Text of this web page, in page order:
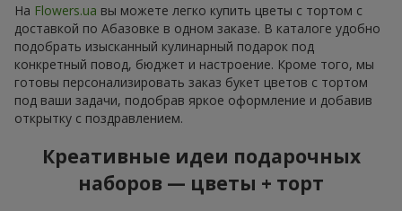
На Flowers.ua вы можете легко купить цветы с тортом с
доставкой по Абазовке в одном заказе. В каталоге удобно
подобрать изысканный кулинарный подарок под
конкретный повод, бюджет и настроение. Кроме того, мы
готовы персонализировать заказ букет цветов с тортом
под ваши задачи, подобрав яркое оформление и добавив
открытку с поздравлением.
Креативные идеи подарочных
наборов — цветы + торт